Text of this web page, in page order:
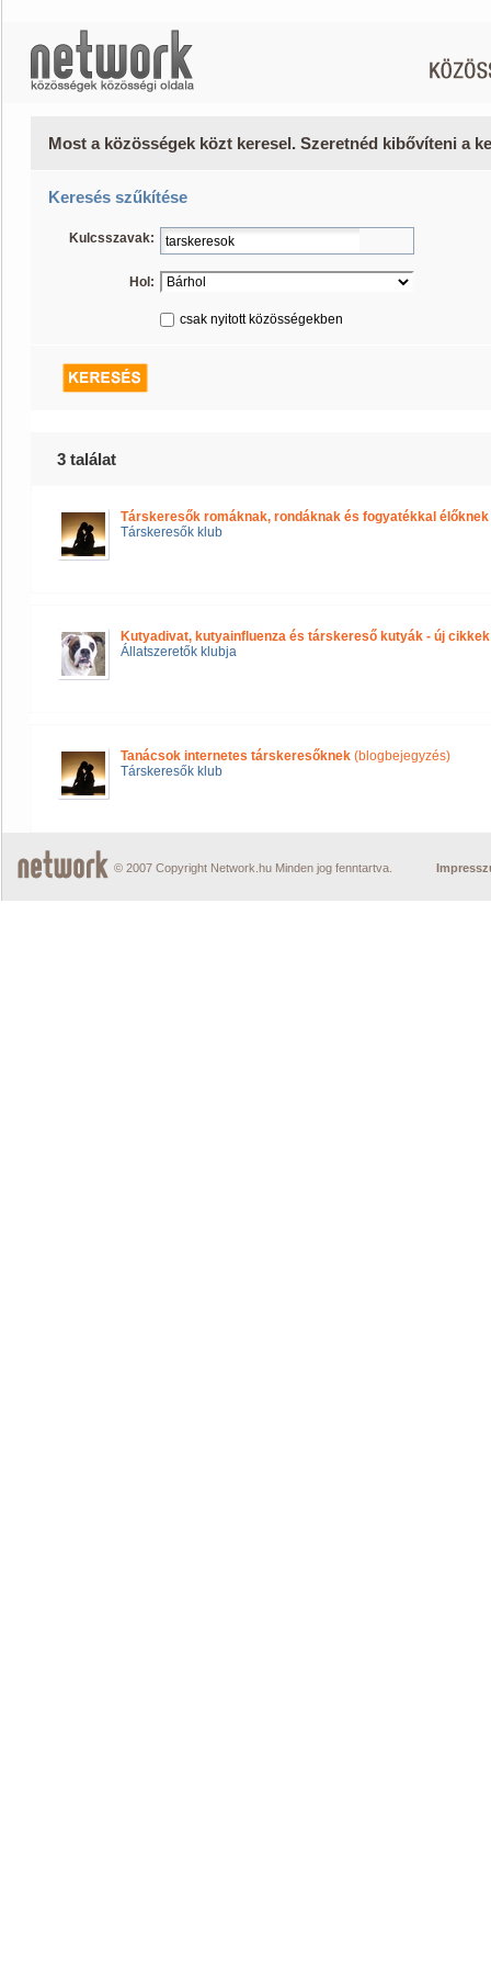
Most a közösségek közt keresel. Szeretnéd kibővíteni a
Keresés szűkítése
Kulcsszavak:
Hol:
csak nyitott közösségekben
3 találat
Társkeresők romáknak, rondáknak és fogyatékkal élőknek
Társkeresők klub
Kutyadivat, kutyainfluenza és társkereső kutyák - új
Állatszeretők klubja
Tanácsok internetes társkeresőknek (blogbejegyzés)
Társkeresők klub
© 2007 Copyright Network.hu Minden jog fenntartva.